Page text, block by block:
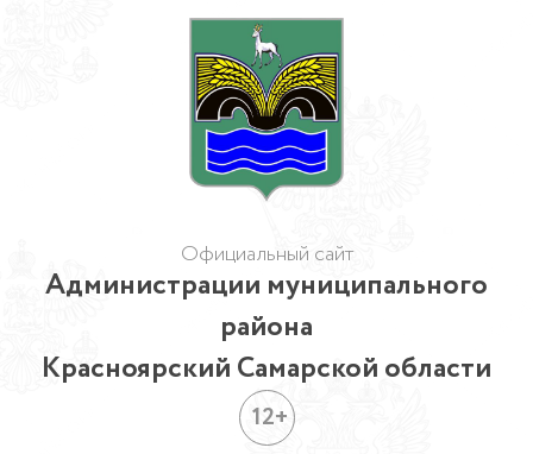
Официальный сайт
Администрации муниципального
района
Красноярский Самарской области
12+